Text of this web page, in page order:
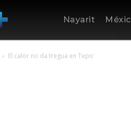
Nayarit
El calor no da tregua en Tepic